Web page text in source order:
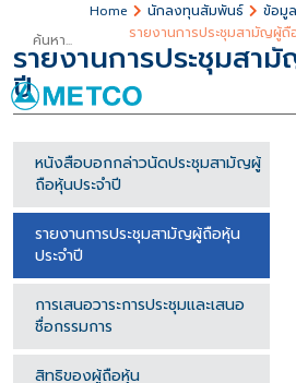
Home นักลงทุนสัมพันธ์
ข้อมู
รายงานการประชุมสามัญผู้ถื
รายงานการประชุมสา
ปี
หนังสือบอกกล่าวนัดประชุมสามัญผู้
ถือหุ้นประจำปี
รายงานการประชุมสามัญผู้ถือหุ้น
ประจำปี
การเสนอวาระการประชุมและเสนอ
ชื่อกรรมการ
สิทธิของผู้ถือหุ้น